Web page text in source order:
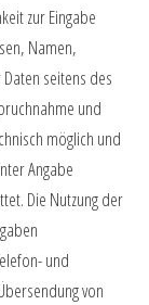
zur Eingabe
Namen,
seitens des
und
möglich und
Angabe
Die Nutzung der
und
von